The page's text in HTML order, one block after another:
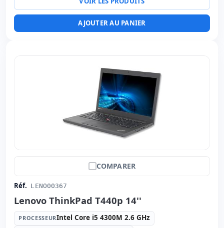
9 · Résolution 1366x768
Ports vidéo: VGA · HDMI
Lecteur SD · Lecteur carte d'identité
33.5x23x2 cm.
AJOUTER AU PANIER
COMPARER
Réf. LENO00367
Lenovo ThinkPad T440p 14''
PROCESSEURIntel Core i5 4300M 2.6 GHz